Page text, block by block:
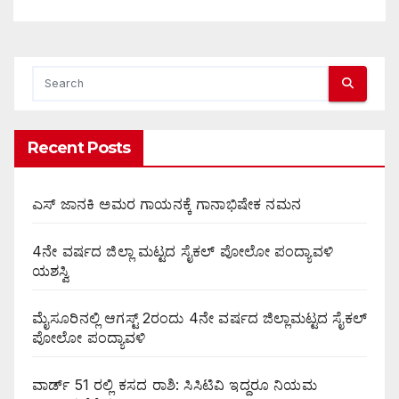
Recent Posts
ಎಸ್ ಜಾನಕಿ ಅಮರ ಗಾಯನಕ್ಕೆ ಗಾನಾಭಿಷೇಕ ನಮನ
4ನೇ ವರ್ಷದ ಜಿಲ್ಲಾ ಮಟ್ಟದ ಸೈಕಲ್ ಪೋಲೋ ಪಂದ್ಯಾವಳಿ
ಯಶಸ್ವಿ
ಮೈಸೂರಿನಲ್ಲಿ ಆಗಸ್ಟ್‌ 2ರಂದು 4ನೇ ವರ್ಷದ ಜಿಲ್ಲಾಮಟ್ಟದ ಸೈಕಲ್
ಪೋಲೋ ಪಂದ್ಯಾವಳಿ
ವಾರ್ಡ್ 51 ರಲ್ಲಿ ಕಸದ ರಾಶಿ: ಸಿಸಿಟಿವಿ ಇದ್ದರೂ ನಿಯಮ